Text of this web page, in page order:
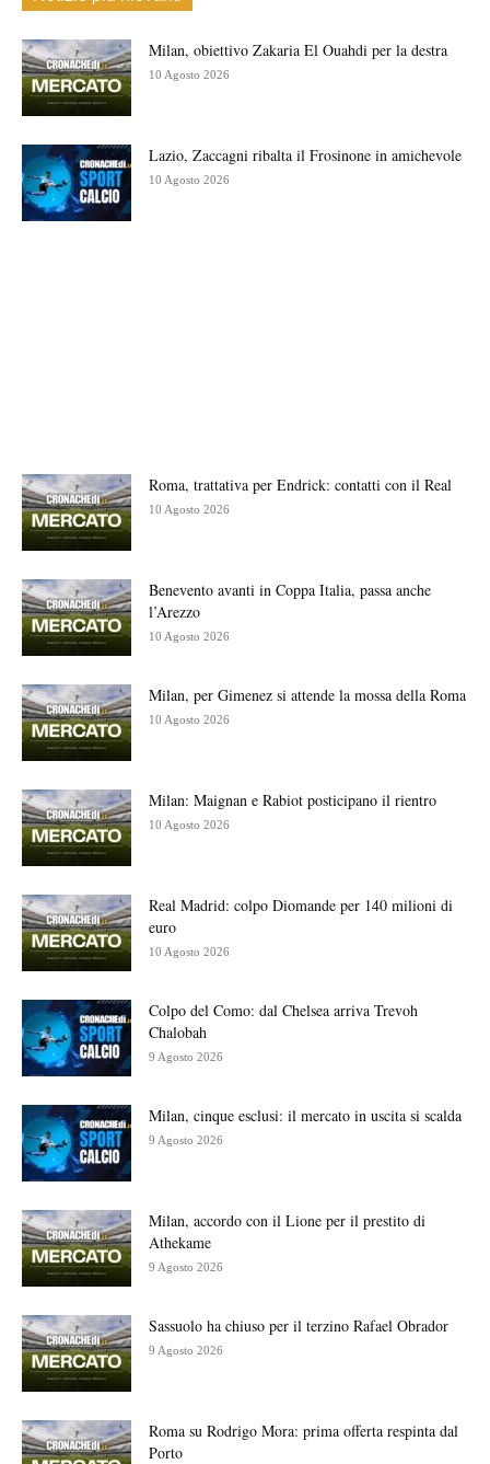
Milan, obiettivo Zakaria El Ouahdi per la destra
10 Agosto 2026
Lazio, Zaccagni ribalta il Frosinone in amichevole
10 Agosto 2026
Roma, trattativa per Endrick: contatti con il Real
10 Agosto 2026
Benevento avanti in Coppa Italia, passa anche
l’Arezzo
10 Agosto 2026
Milan, per Gimenez si attende la mossa della Roma
10 Agosto 2026
Milan: Maignan e Rabiot posticipano il rientro
10 Agosto 2026
Real Madrid: colpo Diomande per 140 milioni di
euro
10 Agosto 2026
Colpo del Como: dal Chelsea arriva Trevoh
Chalobah
9 Agosto 2026
Milan, cinque esclusi: il mercato in uscita si scalda
9 Agosto 2026
Milan, accordo con il Lione per il prestito di
Athekame
9 Agosto 2026
Sassuolo ha chiuso per il terzino Rafael Obrador
9 Agosto 2026
Roma su Rodrigo Mora: prima offerta respinta dal
Porto